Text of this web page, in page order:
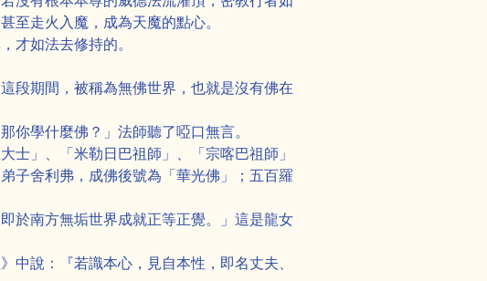
走火入魔，成為天魔的點心。
才如法去修持的。
段期間，被稱為無佛世界，也就是沒有佛在
學什麼佛？」法師聽了啞口無言。
」、「米勒日巴祖師」、「宗喀巴祖師」
子舍利弗，成佛後號為「華光佛」；五百羅
於南方無垢世界成就正等正覺。」這是龍女
說：『若識本心，見自本性，即名丈夫、